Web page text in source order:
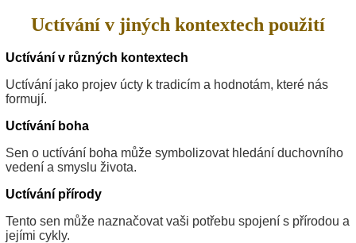
Uctívání v jiných kontextech použití
Uctívání v různých kontextech
Uctívání jako projev úcty k tradicím a hodnotám, které nás
formují.
Uctívání boha
Sen o uctívání boha může symbolizovat hledání duchovního
vedení a smyslu života.
Uctívání přírody
Tento sen může naznačovat vaši potřebu spojení s přírodou a
jejími cykly.